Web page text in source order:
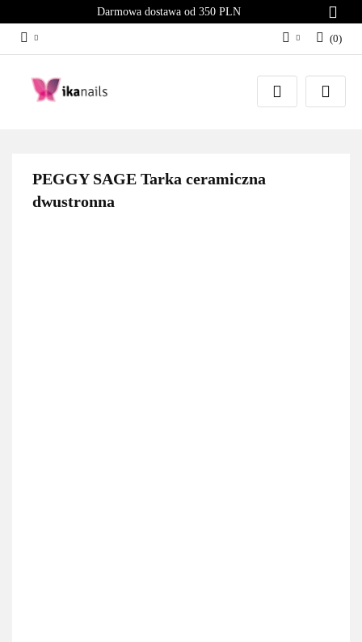
Darmowa dostawa od 350 PLN
Zaloguj się
Załóż konto
(0)
PEGGY SAGE Tarka ceramiczna
dwustronna